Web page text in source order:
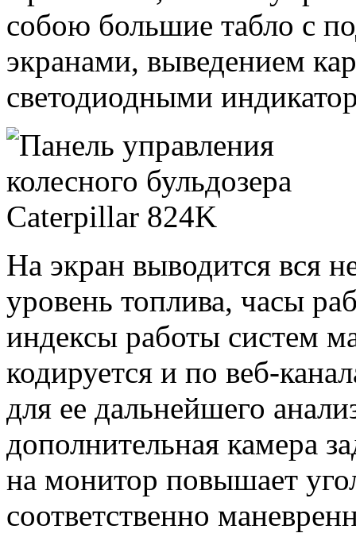
собою большие табло с
экранами, выведением
светодиодными
На экран выводится вся
уровень топлива, часы
индексы работы систем
кодируется и по веб-
для ее дальнейшего
дополнительная камера
на монитор повышает
соответственно